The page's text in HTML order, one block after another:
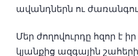
ավանդներն ու
Մեր ժողովուրդը հզոր է
կյանքից ազգային